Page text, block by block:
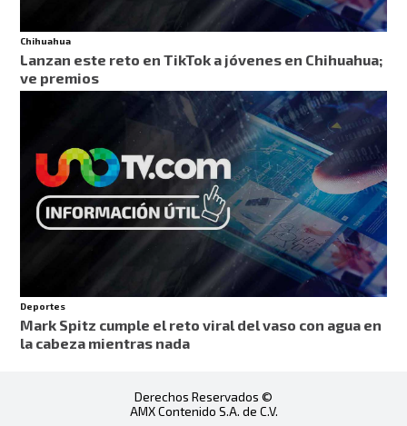
Chihuahua
Lanzan este reto en TikTok a jóvenes en Chihuahua;
ve premios
Deportes
Mark Spitz cumple el reto viral del vaso con agua en
la cabeza mientras nada
Derechos Reservados ©
AMX Contenido S.A. de C.V.